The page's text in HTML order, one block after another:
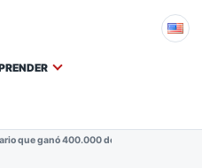
que ganó 400.000 dólares tras la caída